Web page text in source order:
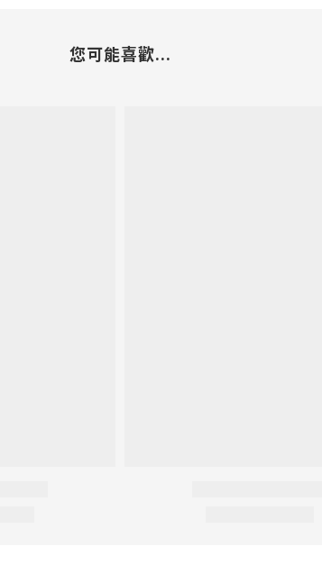
您可能喜歡...